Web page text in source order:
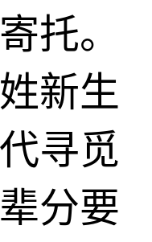
托。
新生
寻觅
分要